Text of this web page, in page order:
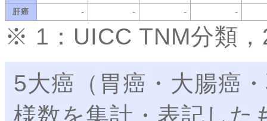
肝癌 - - - -
※ 1：UICC TNM分類
5大癌（胃癌・大腸癌
様数を集計・表記した